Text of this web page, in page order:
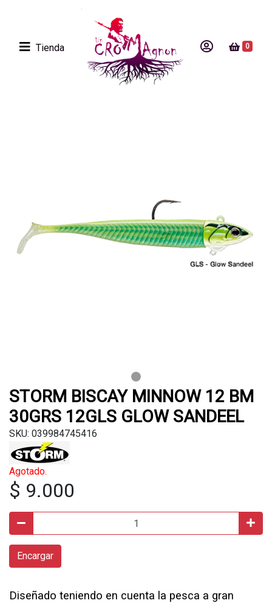
Tienda 0
STORM BISCAY MINNOW 12 BM
30GRS 12GLS GLOW SANDEEL
SKU: 039984745416
Agotado.
$ 9.000
Encargar
Diseñado teniendo en cuenta la pesca a gran